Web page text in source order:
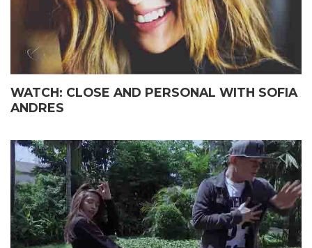
WATCH: CLOSE AND PERSONAL WITH SOFIA
ANDRES